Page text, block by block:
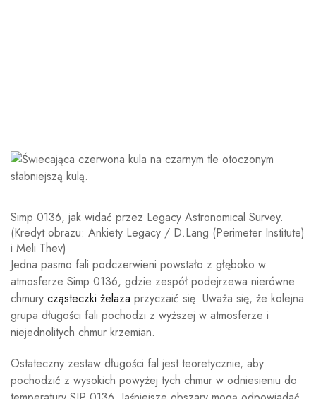
Simp 0136, jak widać przez Legacy Astronomical Survey.
(Kredyt obrazu: Ankiety Legacy / D.Lang (Perimeter Institute)
i Meli Thev)
Jedna pasmo fali podczerwieni powstało z głęboko w
atmosferze Simp 0136, gdzie zespół podejrzewa nierówne
chmury cząsteczki żelaza przyczaić się. Uważa się, że kolejna
grupa długości fali pochodzi z wyższej w atmosferze i
niejednolitych chmur krzemian.
Ostateczny zestaw długości fal jest teoretycznie, aby
pochodzić z wysokich powyżej tych chmur w odniesieniu do